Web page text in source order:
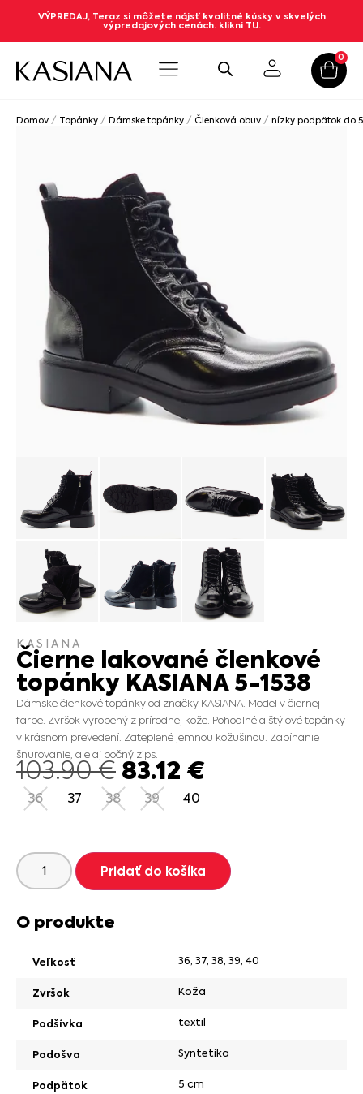
VÝPREDAJ, Teraz si môžete nájsť kvalitné kúsky v skvelých
výpredajových cenách. klikni TU.
0
Domov / Topánky / Dámske topánky / Členková obuv / nízky podpätok do
KASIANA
Čierne lakované členkové
topánky KASIANA 5-1538
Dámske členkové topánky od značky KASIANA. Model v čiernej
farbe. Zvršok vyrobený z prírodnej kože. Pohodlné a štýlové topánky
v krásnom prevedení. Zateplené jemnou kožušinou. Zapínanie
šnurovanie, ale aj bočný zips.
103.90€ 83.12 €
36 37 38 39 40
Pridať do košíka
O produkte
Veľkosť 36, 37, 38, 39, 40
Zvršok Koža
Podšívka textil
Podošva Syntetika
Podpätok 5 cm